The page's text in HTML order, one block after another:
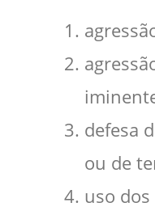
defesa
ou de
uso